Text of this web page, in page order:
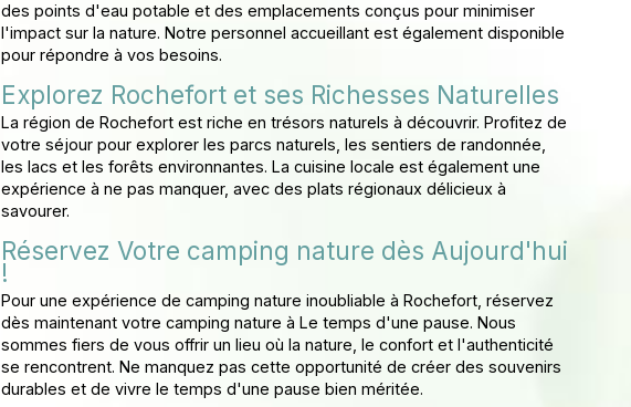
des points d'eau potable et des emplacements conçus pour minimiser
l'impact sur la nature. Notre personnel accueillant est également disponible
pour répondre à vos besoins.
Explorez Rochefort et ses Richesses Naturelles
La région de Rochefort est riche en trésors naturels à découvrir. Profitez de
votre séjour pour explorer les parcs naturels, les sentiers de randonnée,
les lacs et les forêts environnantes. La cuisine locale est également une
expérience à ne pas manquer, avec des plats régionaux délicieux à
savourer.
Réservez Votre camping nature dès Aujourd'hui
!
Pour une expérience de camping nature inoubliable à Rochefort, réservez
dès maintenant votre camping nature à Le temps d'une pause. Nous
sommes fiers de vous offrir un lieu où la nature, le confort et l'authenticité
se rencontrent. Ne manquez pas cette opportunité de créer des souvenirs
durables et de vivre le temps d'une pause bien méritée.